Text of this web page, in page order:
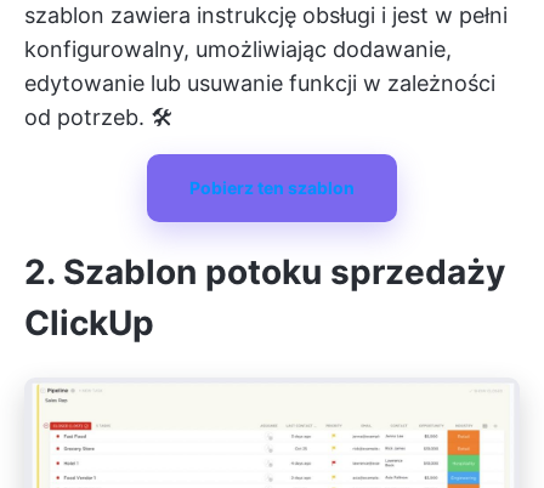
szablon zawiera instrukcję obsługi i jest w pełni
konfigurowalny, umożliwiając dodawanie,
edytowanie lub usuwanie funkcji w zależności
od potrzeb. 🛠️
Pobierz ten szablon
2. Szablon potoku sprzedaży
ClickUp